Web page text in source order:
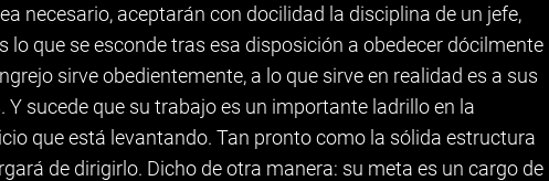
necesario, aceptarán con docilidad la disciplina de un jefe,
lo que se esconde tras esa disposición a obedecer dócilmente
sirve obedientemente, a lo que sirve en realidad es a sus
sucede que su trabajo es un importante ladrillo en la
que está levantando. Tan pronto como la sólida estructura
de dirigirlo. Dicho de otra manera: su meta es un cargo de